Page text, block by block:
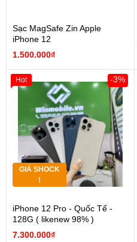
Sạc MagSafe Zin Apple
iPhone 12
1.500.000₫
GIÁ SHOCK
!
iPhone 12 Pro - Quốc Tế -
128G ( likenew 98% )
7.300.000₫
-3%
Hot